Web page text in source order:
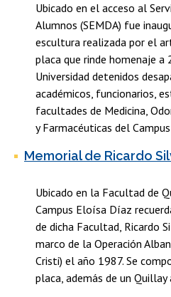
Ubicado en el acceso al
Alumnos (SEMDA) fue
escultura realizada por el
placa que rinde homenaje a
Universidad detenidos
académicos, funcionarios,
facultades de Medicina,
y Farmacéuticas del
Memorial de Ricardo
Ubicado en la Facultad de
Campus Eloísa Díaz
de dicha Facultad, Ricardo
marco de la Operación
Cristi) el año 1987. Se
placa, además de un Quillay